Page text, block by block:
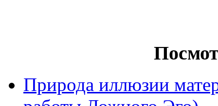
Природа иллюзии